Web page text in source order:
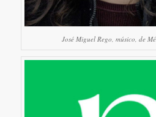
José Miguel Rego, músico, de